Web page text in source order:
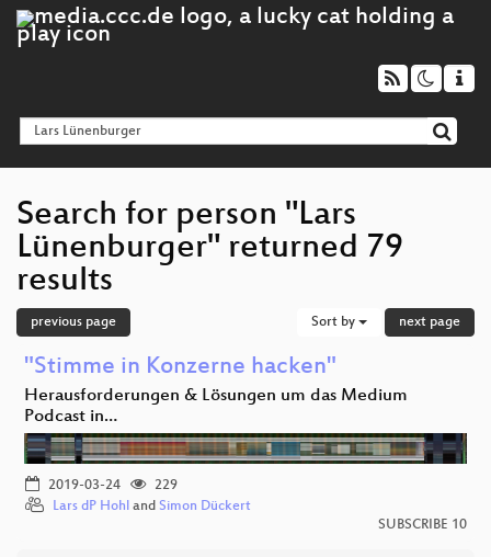
Search for person "Lars
Lünenburger" returned 79
results
previous page Sort by next page
"Stimme in Konzerne hacken"
Herausforderungen & Lösungen um das Medium
Podcast in…
2019-03-24
229
Lars dP Hohl and Simon Dückert
SUBSCRIBE 10